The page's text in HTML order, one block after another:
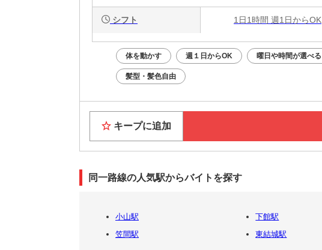
シフト 1日1時間 週1日からOK
体を動かす 週１日からOK 曜日や時間が選べる
髪型・髪色自由
キープに追加
同一路線の人気駅からバイトを探す
小山駅 下館駅
笠間駅
東結城駅